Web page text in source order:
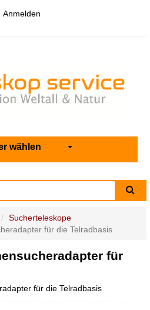
Anmelden
wählen
Sucherteleskope
für die Telradbasis
für
für die Telradbasis